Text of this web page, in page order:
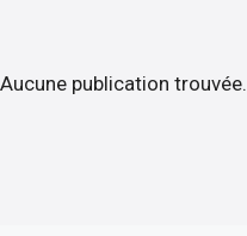
Aucune publication trouvée.